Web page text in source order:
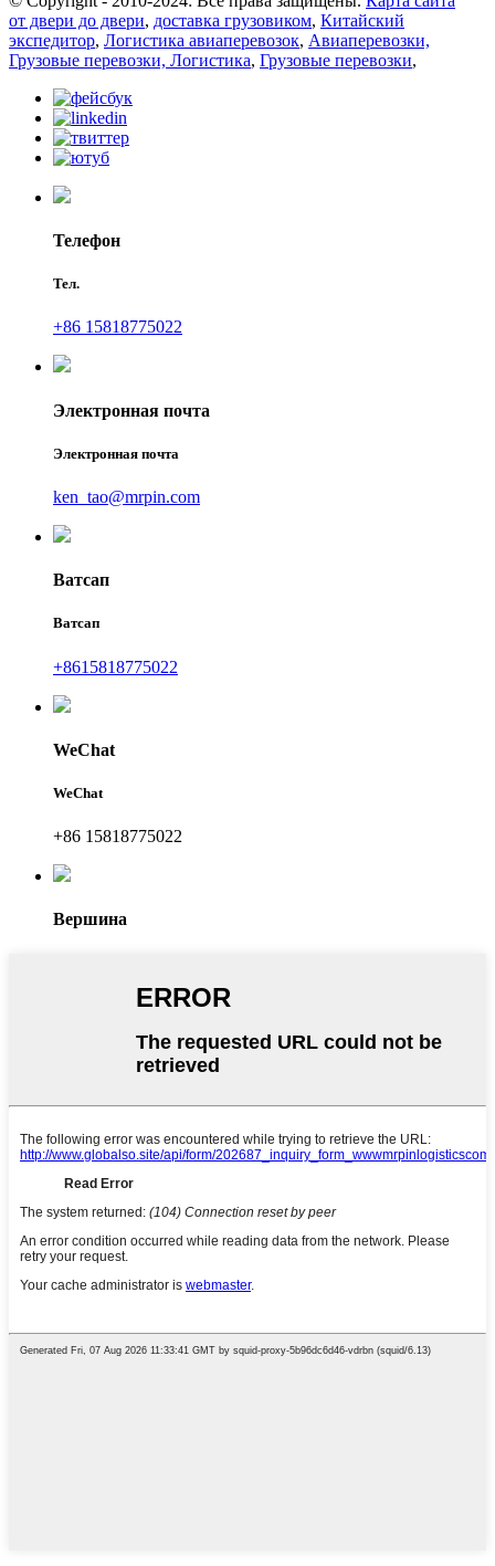
от двери до двери, доставка грузовиком, Китайский
экспедитор, Логистика авиаперевозок, Авиаперевозки,
Грузовые перевозки, Логистика, Грузовые перевозки,
Телефон
Тел.
+86 15818775022
Электронная почта
Электронная почта
ken_tao@mrpin.com
Ватсап
Ватсап
+8615818775022
WeChat
WeChat
+86 15818775022
Вершина